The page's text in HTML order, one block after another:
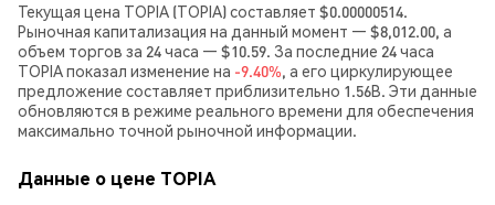
Текущая цена TOPIA (TOPIA) составляет $0.00000514.
Рыночная капитализация на данный момент — $8,012.00, а
объем торгов за 24 часа — $10.59. За последние 24 часа
TOPIA показал изменение на -9.40%, а его циркулирующее
предложение составляет приблизительно 1.56B. Эти данные
обновляются в режиме реального времени для обеспечения
максимально точной рыночной информации.
Данные о цене TOPIA